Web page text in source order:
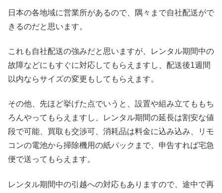
日本の各地域に営業所があるので、隅々まで自社配送がで
きるのだと思います。
これも自社配送の強みだと思いますが、レンタル期間中の
故障などにもすぐに対応してもらえますし、配送後1週間
以内ならサイズの変更もしてもらえます。
その他、先ほど挙げた点でいうと、設置や組み立てももち
ろんやってもらえますし、レンタル期間の延長は割安な値
段で可能、買取も交渉可、消耗品は料金に込み込み、リモ
コンの電池から掃除機用の紙パックまで、申告すれば宅急
便で送ってもらえます。
レンタル期間中の引越への対応もありますので、途中で再